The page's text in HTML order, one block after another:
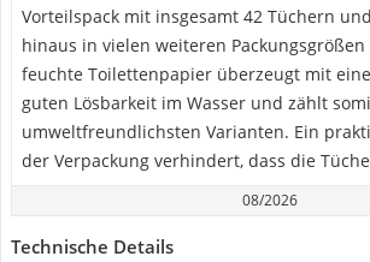
Vorteilspack mit insgesamt 42 Tüchern
hinaus in vielen weiteren
feuchte Toilettenpapier überzeugt mit
guten Lösbarkeit im Wasser und zählt
umweltfreundlichsten Varianten. Ein
der Verpackung verhindert, dass die
08/2026
Technische Details